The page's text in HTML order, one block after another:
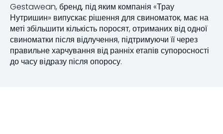
Gestawean, бренд, під яким компанія «Трау
Нутришин» випускає рішення для свиноматок, має на
меті збільшити кількість поросят, отриманих від одної
свиноматки після відлучення, підтримуючи її через
правильне харчування від ранніх етапів супоросності
до часу відразу після опоросу.